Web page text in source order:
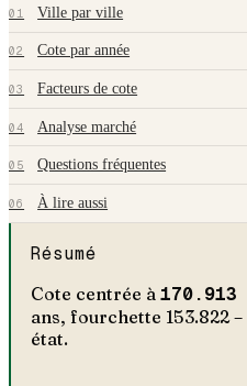
01 Ville par ville
02 Cote par année
03 Facteurs de cote
04 Analyse marché
05 Questions fréquentes
06 À lire aussi
Résumé
Cote centrée à 170.913
ans, fourchette 153.822–
état.